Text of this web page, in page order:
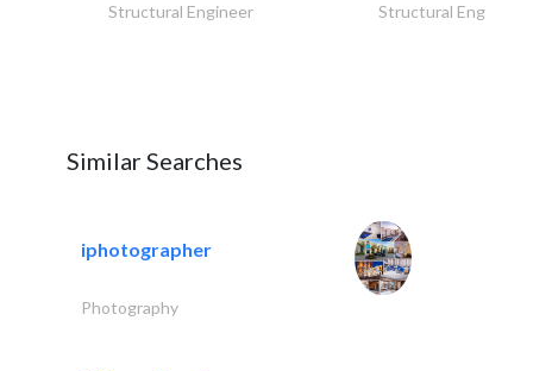
Structural Engineer Structural Engineer
Similar Searches
iphotographer
Photography